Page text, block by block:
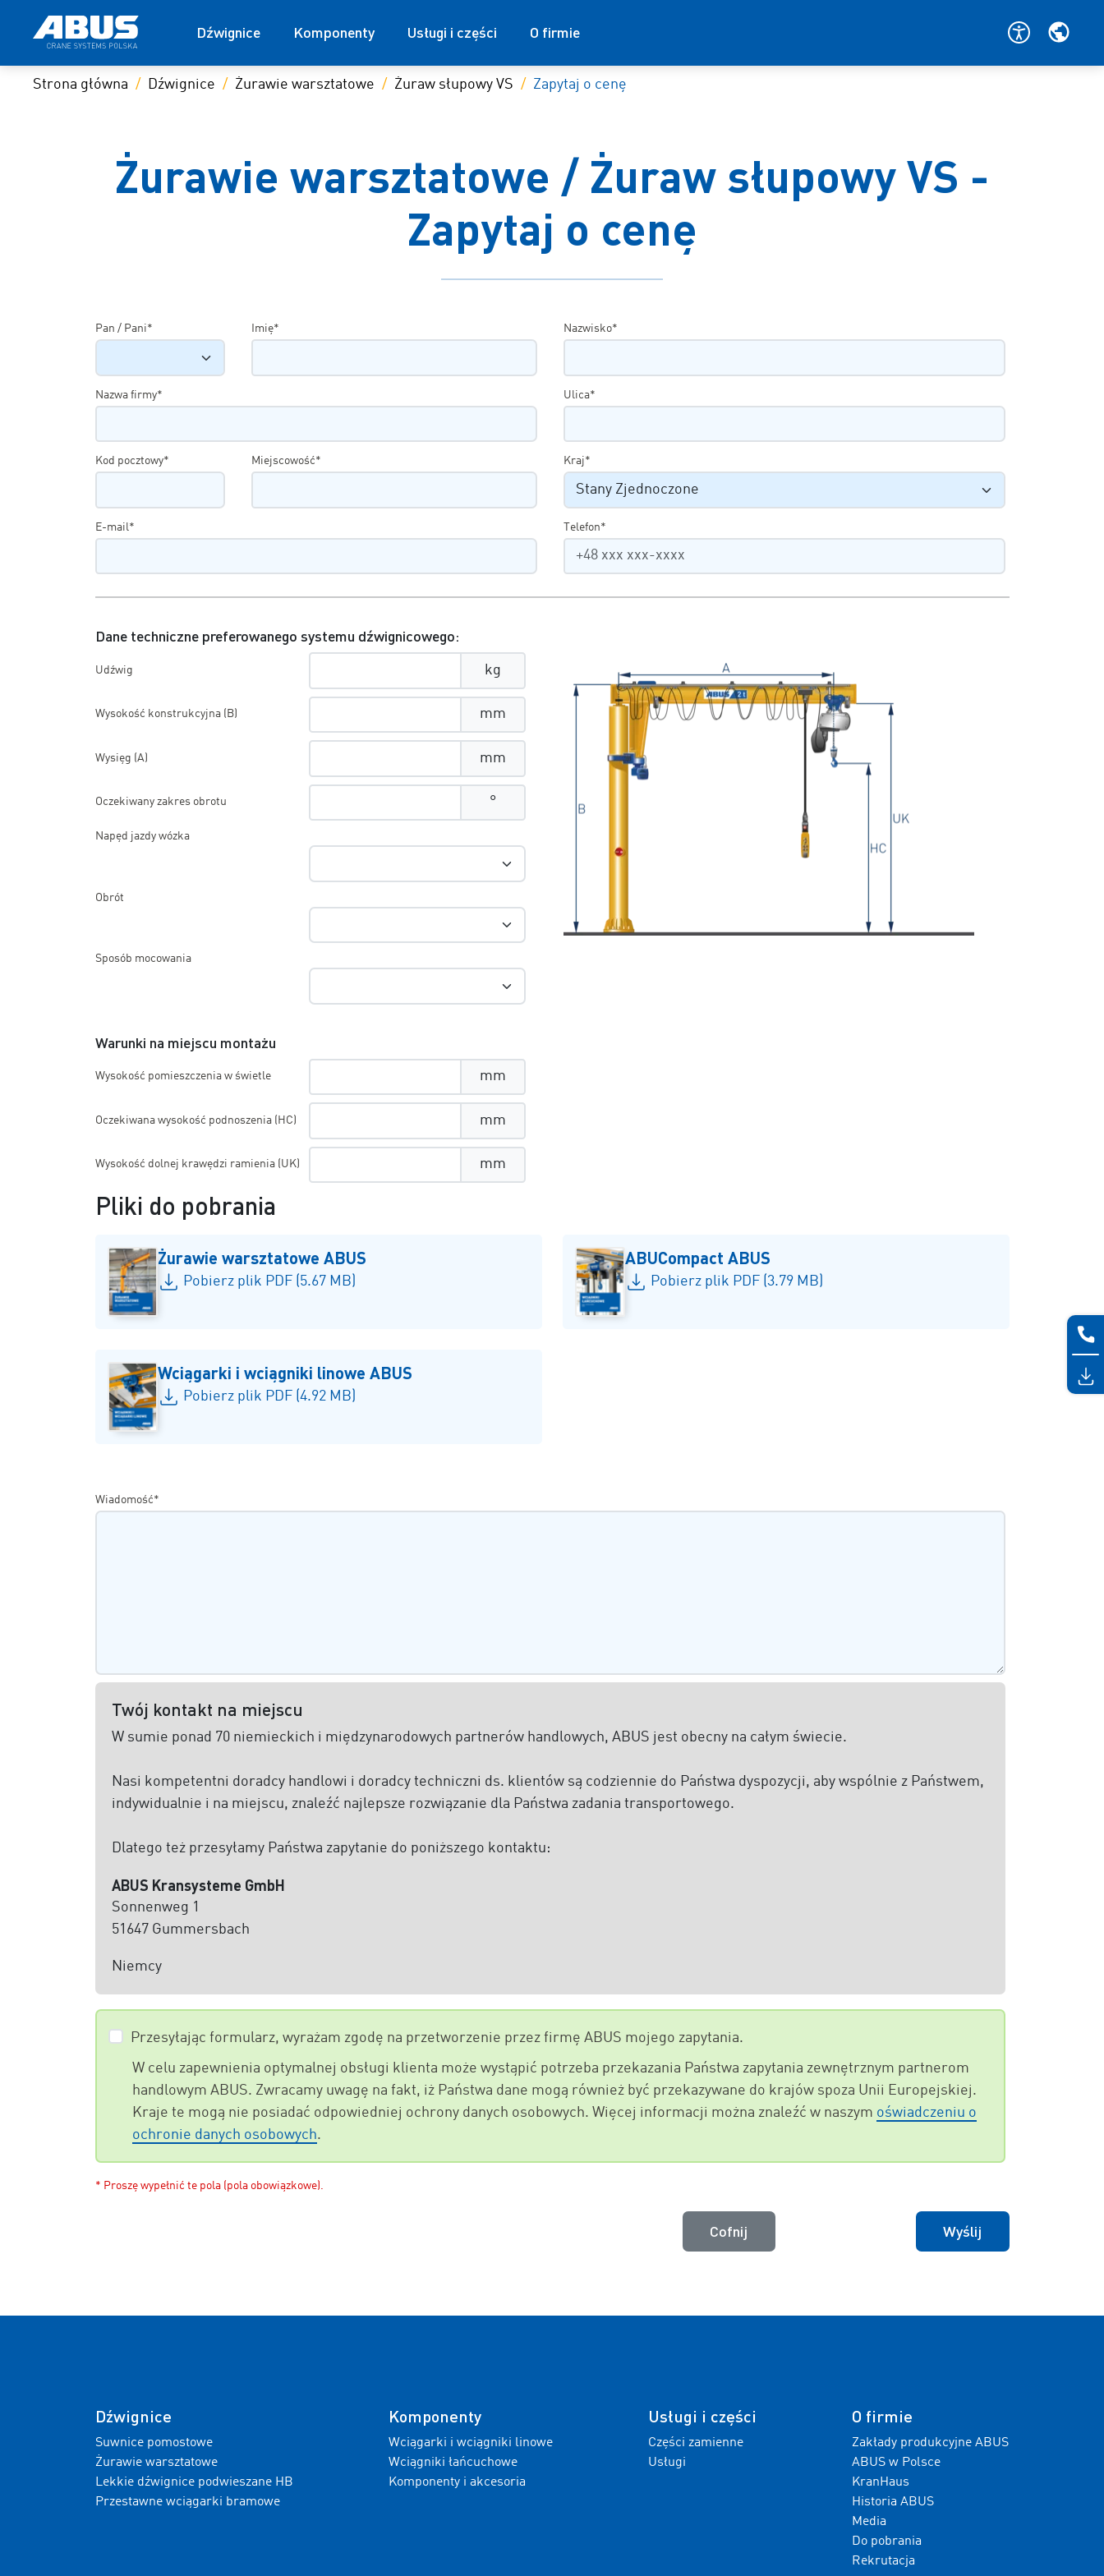
Dźwignice Komponenty Usługi i części O firmie
Strona główna Dźwignice Żurawie warsztatowe Żuraw słupowy VS Zapytaj o cenę
Żurawie warsztatowe / Żuraw słupowy VS -
Zapytaj o cenę
Pan / Pani* Imię* Nazwisko*
Nazwa firmy* Ulica*
Kod pocztowy* Miejscowość* Kraj*
E-mail* Telefon*
Dane techniczne preferowanego systemu dźwignicowego:
Udźwig kg
Wysokość konstrukcyjna (B) mm
Wysięg (A) mm
Oczekiwany zakres obrotu °
Napęd jazdy wózka
Obrót
Sposób mocowania
Warunki na miejscu montażu
Wysokość pomieszczenia w świetle mm
Oczekiwana wysokość podnoszenia (HC) mm
Wysokość dolnej krawędzi ramienia (UK) mm
Pliki do pobrania
Żurawie warsztatowe ABUS
Pobierz plik PDF (5.67 MB)
ABUCompact ABUS
Pobierz plik PDF (3.79 MB)
Wciągarki i wciągniki linowe ABUS
Pobierz plik PDF (4.92 MB)
Wiadomość*
Twój kontakt na miejscu
W sumie ponad 70 niemieckich i międzynarodowych partnerów handlowych, ABUS jest obecny na całym świecie.
Nasi kompetentni doradcy handlowi i doradcy techniczni ds. klientów są codziennie do Państwa dyspozycji, aby wspólnie z Państwem,
indywidualnie i na miejscu, znaleźć najlepsze rozwiązanie dla Państwa zadania transportowego.
Dlatego też przesyłamy Państwa zapytanie do poniższego kontaktu:
ABUS Kransysteme GmbH
Sonnenweg 1
51647 Gummersbach
Niemcy
Przesyłając formularz, wyrażam zgodę na przetworzenie przez firmę ABUS mojego zapytania.
W celu zapewnienia optymalnej obsługi klienta może wystąpić potrzeba przekazania Państwa zapytania zewnętrznym partnerom
handlowym ABUS. Zwracamy uwagę na fakt, iż Państwa dane mogą również być przekazywane do krajów spoza Unii Europejskiej.
Kraje te mogą nie posiadać odpowiedniej ochrony danych osobowych. Więcej informacji można znaleźć w naszym oświadczeniu o
ochronie danych osobowych.
* Proszę wypełnić te pola (pola obowiązkowe).
Cofnij Wyślij
Dźwignice
Suwnice pomostowe
Żurawie warsztatowe
Lekkie dźwignice podwieszane HB
Przestawne wciągarki bramowe
Komponenty
Wciągarki i wciągniki linowe
Wciągniki łańcuchowe
Komponenty i akcesoria
Usługi i części
Części zamienne
Usługi
O firmie
Zakłady produkcyjne ABUS
ABUS w Polsce
KranHaus
Historia ABUS
Media
Do pobrania
Rekrutacja